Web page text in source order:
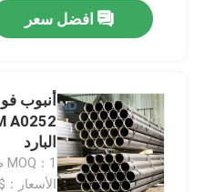
افضل سعر
أنبوب
البارد
MOQ：1 طن
الأسعار：$450-$900